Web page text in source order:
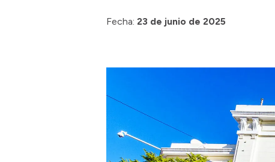
Fecha: 23 de junio de 2025